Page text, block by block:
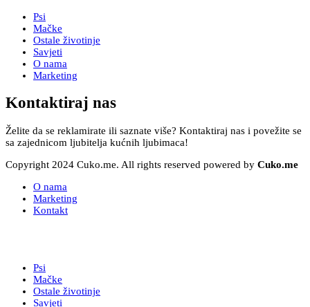
Psi
Mačke
Ostale životinje
Savjeti
O nama
Marketing
Kontaktiraj nas
Želite da se reklamirate ili saznate više? Kontaktiraj nas i povežite se
sa zajednicom ljubitelja kućnih ljubimaca!
Copyright 2024 Cuko.me. All rights reserved powered by Cuko.me
O nama
Marketing
Kontakt
Psi
Mačke
Ostale životinje
Savjeti